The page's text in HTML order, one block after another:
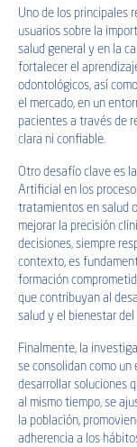
Uno de los principales
usuarios sobre la
salud general y en la
fortalecer el
odontológicos, así
el mercado, en un
pacientes a través de
clara ni confiable.
Otro desafío clave es
Artificial en los
tratamientos en salud
mejorar la precisión
decisiones, siempre
contexto, es
formación
que contribuyan al
salud y el bienestar
Finalmente, la
se consolidan como
desarrollar soluciones
al mismo tiempo, se
la población,
adherencia a los